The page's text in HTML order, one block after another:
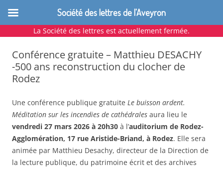
La Société des lettres est actuellement fermée.
Aller
contenu
Conférence gratuite – Matthieu DESACHY
-500 ans reconstruction du clocher de
Rodez
Une conférence publique gratuite Le buisson ardent.
Méditation sur les incendies de cathédrales aura lieu le
vendredi 27 mars 2026 à 20h30 à l’auditorium de Rodez-
Agglomération, 17 rue Aristide-Briand, à Rodez. Elle sera
animée par Matthieu Desachy, directeur de la Direction de
la lecture publique, du patrimoine écrit et des archives
Société des lettres de l'Aveyron